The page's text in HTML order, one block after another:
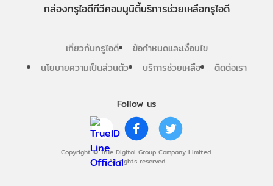
Follow us
Copyright © True Digital Group Company Limited.
All rights reserved
กล่องทรูไอดีทีวีคอมมูนิตี้บริการช่วยเหลือทรูไอดี
เกี่ยวกับทรูไอดี
ข้อกำหนดและเงื่อนไข
นโยบายความเป็นส่วนตัว
บริการช่วยเหลือ ติดต่อเรา